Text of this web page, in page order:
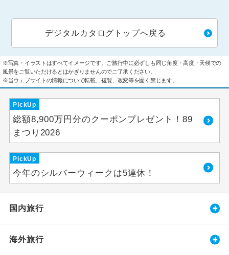
デジタルカタログトップへ戻る
※写真・イラストはすべてイメージです。ご旅行中に必ずしも同じ角度・高度・天候での
風景をご覧いただけるとはかぎりませんのでご了承ください。
※当ウェブサイトの情報について転載、複製、改変等を固く禁じます。
PickUp
総額8,900万円分のクーポンプレゼント！89
まつり2026
PickUp
今年のシルバーウィークは5連休！
国内旅行
海外旅行